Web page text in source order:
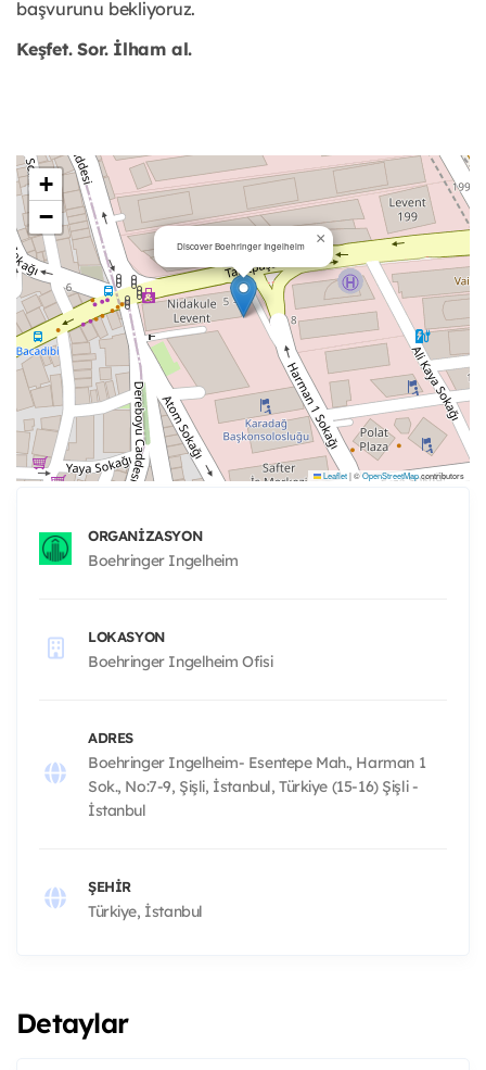
başvurunu bekliyoruz.
Keşfet. Sor. İlham al.
Discover Boehringer Ingelheim ×
+
−
Leaflet|©OpenStreetMapcontributors
ORGANIZASYON
Boehringer Ingelheim
LOKASYON
Boehringer Ingelheim Ofisi
ADRES
Boehringer Ingelheim- Esentepe Mah., Harman 1
Sok., No:7-9, Şişli, İstanbul, Türkiye (15-16) Şişli -
İstanbul
ŞEHIR
Türkiye, İstanbul
Detaylar